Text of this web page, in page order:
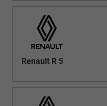
Renault R 5